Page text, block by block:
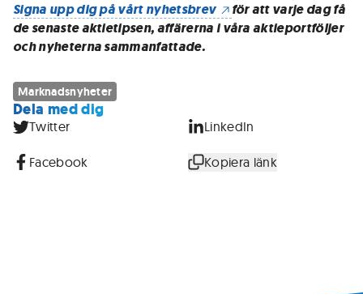
Signa upp dig på vårt nyhetsbrev
för att varje dag få
de senaste aktietipsen, affärerna i våra aktieportföljer
och nyheterna sammanfattade.
Marknadsnyheter
Dela med dig
Twitter LinkedIn
Facebook Kopiera länk